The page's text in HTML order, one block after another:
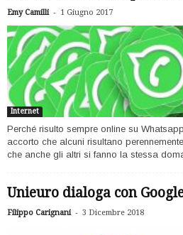
Emy Camilli - 1 Giugno 2017
Internet
Perché risulto sempre online su
accorto che alcuni risultano
che anche gli altri si fanno la stessa
Unieuro dialoga con
Filippo Carignani - 3 Dicembre 2018